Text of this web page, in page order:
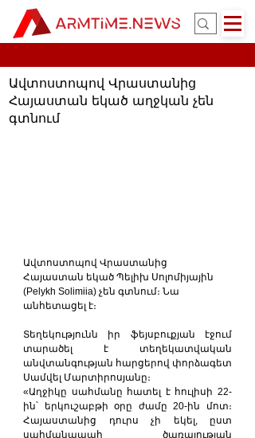
Ավտոստոպով Վրաստանից
Հայաստան եկած աղջկան չեն
գտնում
Ավտոստոպով Վրաստանից
Հայաստան եկած Պելիխ Սոլոմիյային
(Pelykh Solimiia) չեն գտնում։ Նա
անհետացել է։
Տեղեկությունն իր ֆեյսբուքյան էջում
տարածել է տեղեկատվական
անվտանգության հարցերով փորձագետ
Սամվել Մարտիրոսյանը։
«Աղջիկը սահմանը հատել է հուլիսի 22-
ին՝ երկուշաբթի օրը ժամը 20-ին մոտ։
Հայաստանից դուրս չի եկել, ըստ
սահմանապահ ծառայության